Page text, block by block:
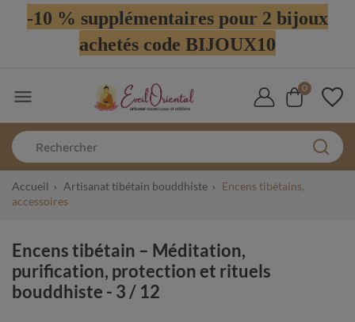
-10 % supplémentaires pour 2 bijoux
achetés code BIJOUX10
 0
Accueil Artisanat tibétain bouddhiste
Encens tibétains,
accessoires
Encens tibétain – Méditation,
purification, protection et rituels
bouddhiste - 3 / 12